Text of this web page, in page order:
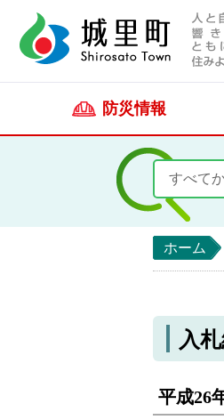
防災情報
ホーム
入
平成26